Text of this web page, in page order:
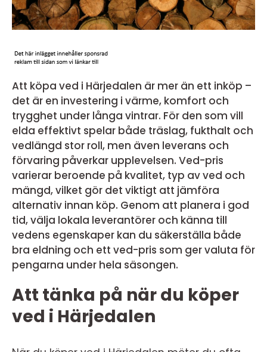
Att köpa ved i Härjedalen är mer än ett inköp –
det är en investering i värme, komfort och
trygghet under långa vintrar. För den som vill
elda effektivt spelar både träslag, fukthalt och
vedlängd stor roll, men även leverans och
förvaring påverkar upplevelsen. Ved-pris
varierar beroende på kvalitet, typ av ved och
mängd, vilket gör det viktigt att jämföra
alternativ innan köp. Genom att planera i god
tid, välja lokala leverantörer och känna till
vedens egenskaper kan du säkerställa både
bra eldning och ett ved-pris som ger valuta för
pengarna under hela säsongen.
Att tänka på när du köper
ved i Härjedalen